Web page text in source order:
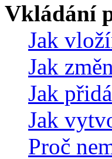
Vkládání
Jak
Jak
Jak
Jak
Proč